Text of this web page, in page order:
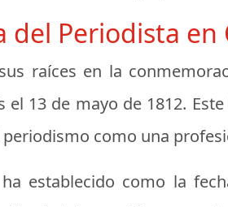
Periodista en
raíces en la
13 de mayo de 1812.
como una
establecido como la